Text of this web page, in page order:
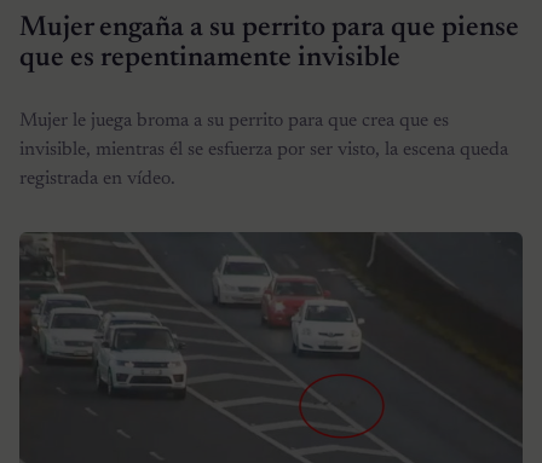
Mujer engaña a su perrito para que piense
que es repentinamente invisible
Mujer le juega broma a su perrito para que crea que es
invisible, mientras él se esfuerza por ser visto, la escena queda
registrada en vídeo.